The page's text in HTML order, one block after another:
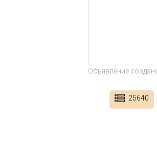
Объявление
25640